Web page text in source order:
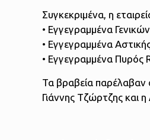
Συγκεκριμένα, η
• Εγγεγραμμένα
• Εγγεγραμμένα
• Εγγεγραμμένα Πυρός
Τα βραβεία παρέλαβαν
Γιάννης Τζώρτζης και